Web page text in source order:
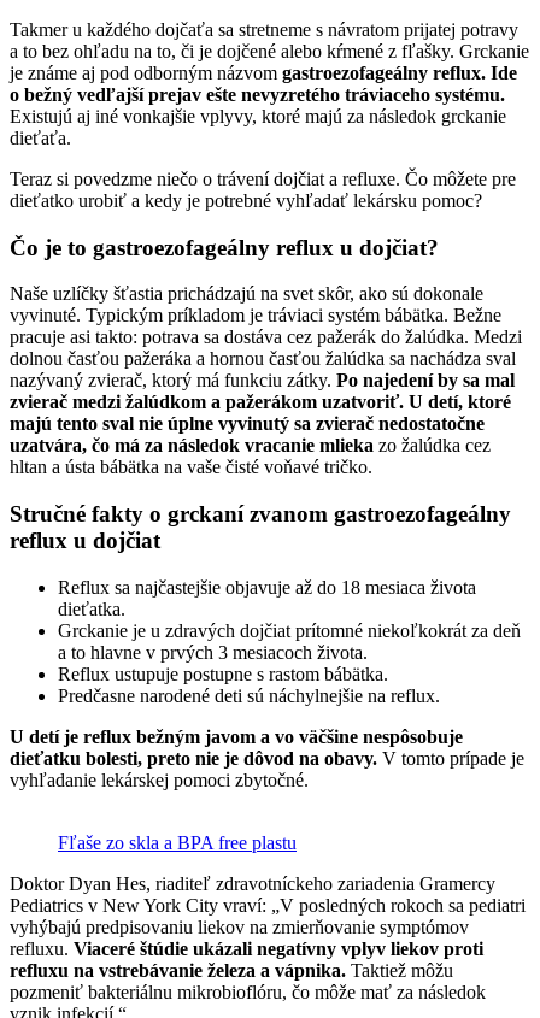
Takmer u každého dojčaťa sa stretneme s návratom prijatej potravy
a to bez ohľadu na to, či je dojčené alebo kŕmené z fľašky. Grckanie
je známe aj pod odborným názvom gastroezofageálny reflux. Ide
o bežný vedľajší prejav ešte nevyzretého tráviaceho systému.
Existujú aj iné vonkajšie vplyvy, ktoré majú za následok grckanie
dieťaťa.
Teraz si povedzme niečo o trávení dojčiat a refluxe. Čo môžete pre
dieťatko urobiť a kedy je potrebné vyhľadať lekársku pomoc?
Čo je to gastroezofageálny reflux u dojčiat?
Naše uzlíčky šťastia prichádzajú na svet skôr, ako sú dokonale
vyvinuté. Typickým príkladom je tráviaci systém bábätka. Bežne
pracuje asi takto: potrava sa dostáva cez pažerák do žalúdka. Medzi
dolnou časťou pažeráka a hornou časťou žalúdka sa nachádza sval
nazývaný zvierač, ktorý má funkciu zátky. Po najedení by sa mal
zvierač medzi žalúdkom a pažerákom uzatvoriť. U detí, ktoré
majú tento sval nie úplne vyvinutý sa zvierač nedostatočne
uzatvára, čo má za následok vracanie mlieka zo žalúdka cez
hltan a ústa bábätka na vaše čisté voňavé tričko.
Stručné fakty o grckaní zvanom gastroezofageálny
reflux u dojčiat
Reflux sa najčastejšie objavuje až do 18 mesiaca života
dieťatka.
Grckanie je u zdravých dojčiat prítomné niekoľkokrát za deň
a to hlavne v prvých 3 mesiacoch života.
Reflux ustupuje postupne s rastom bábätka.
Predčasne narodené deti sú náchylnejšie na reflux.
U detí je reflux bežným javom a vo väčšine nespôsobuje
dieťatku bolesti, preto nie je dôvod na obavy. V tomto prípade je
vyhľadanie lekárskej pomoci zbytočné.
Fľaše zo skla a BPA free plastu
Doktor Dyan Hes, riaditeľ zdravotníckeho zariadenia Gramercy
Pediatrics v New York City vraví: „V posledných rokoch sa pediatri
vyhýbajú predpisovaniu liekov na zmierňovanie symptómov
refluxu. Viaceré štúdie ukázali negatívny vplyv liekov proti
refluxu na vstrebávanie železa a vápnika. Taktiež môžu
pozmeniť bakteriálnu mikrobioflóru, čo môže mať za následok
vznik infekcií.“